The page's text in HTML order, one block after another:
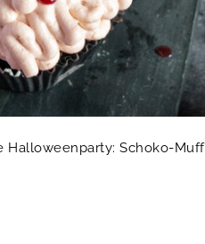
Halloweenparty: Schoko-